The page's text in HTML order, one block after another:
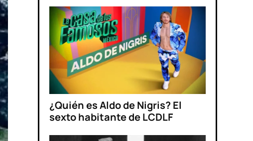
¿Quién es Aldo de Nigris? El
sexto habitante de LCDLF